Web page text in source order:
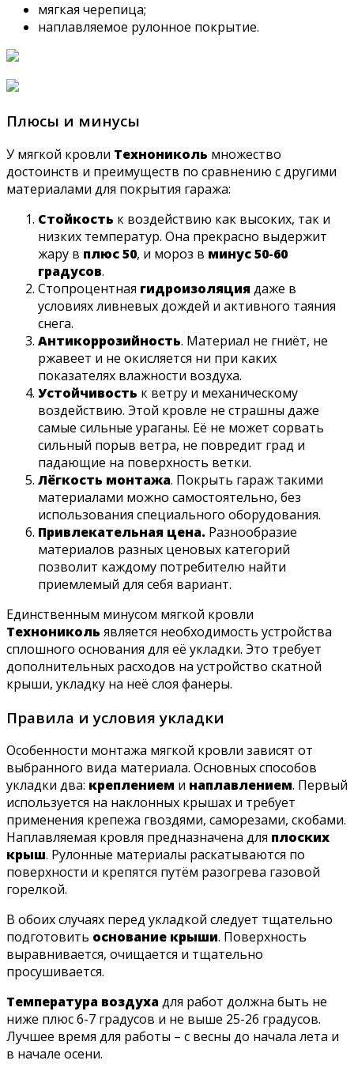
мягкая черепица;
наплавляемое рулонное покрытие.
Плюсы и минусы
У мягкой кровли Технониколь множество
достоинств и преимуществ по сравнению с другими
материалами для покрытия гаража:
Стойкость к воздействию как высоких, так и
низких температур. Она прекрасно выдержит
жару в плюс 50, и мороз в минус 50-60
градусов.
Стопроцентная гидроизоляциядаже в
условиях ливневых дождей и активного таяния
снега.
Антикоррозийность. Материал не гниёт, не
ржавеет и не окисляется ни при каких
показателях влажности воздуха.
Устойчивость к ветру и механическому
воздействию. Этой кровле не страшны даже
самые сильные ураганы. Её не может сорвать
сильный порыв ветра, не повредит град и
падающие на поверхность ветки.
Лёгкость монтажа. Покрыть гараж такими
материалами можно самостоятельно, без
использования специального оборудования.
Привлекательная цена. Разнообразие
материалов разных ценовых категорий
позволит каждому потребителю найти
приемлемый для себя вариант.
Единственным минусом мягкой кровли
Технониколь является необходимость устройства
сплошного основания для её укладки. Это требует
дополнительных расходов на устройство скатной
крыши, укладку на неё слоя фанеры.
Правила и условия укладки
Особенности монтажа мягкой кровли зависят от
выбранного вида материала. Основных способов
укладки два: креплением и наплавлением. Первый
используется на наклонных крышах и требует
применения крепежа гвоздями, саморезами, скобами.
Наплавляемая кровля предназначена для плоских
крыш. Рулонные материалы раскатываются по
поверхности и крепятся путём разогрева газовой
горелкой.
В обоих случаях перед укладкой следует тщательно
подготовить основание крыши. Поверхность
выравнивается, очищается и тщательно
просушивается.
Температура воздухадля работ должна быть не
ниже плюс 6-7 градусов и не выше 25-26 градусов.
Лучшее время для работы – с весны до начала лета и
в начале осени.